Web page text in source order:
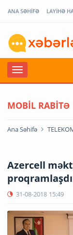
ANA SƏHİFƏ LAYİHƏ
MOBİL RABİTƏ
Ana Səhifə
Azercell
31-08-2018 15:49